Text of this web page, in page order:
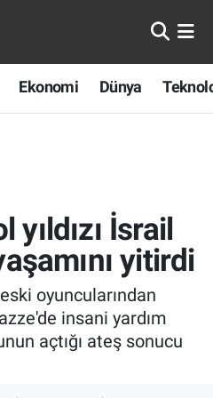
Ekonomi Dünya
İsrail
yitirdi
oyuncularından
insani yardım
açtığı ateş sonucu
ve Fikstür